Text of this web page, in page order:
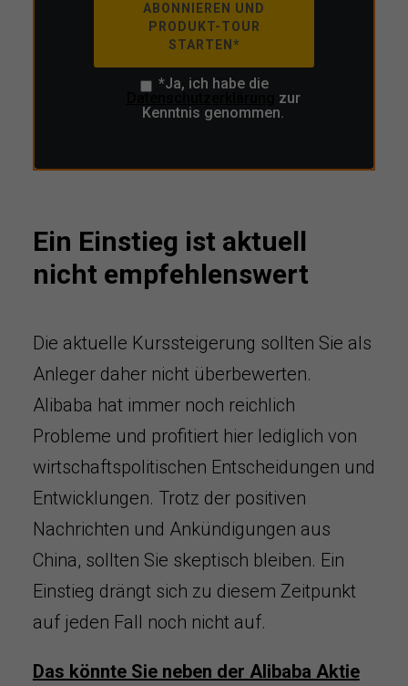
ABONNIEREN UND
PRODUKT-TOUR
STARTEN*
*Ja, ich habe die
zur
Kenntnis genommen.
Ein Einstieg ist aktuell
nicht empfehlenswert
Die aktuelle Kurssteigerung sollten Sie als
Anleger daher nicht überbewerten.
Alibaba hat immer noch reichlich
Probleme und profitiert hier lediglich von
wirtschaftspolitischen Entscheidungen und
Entwicklungen. Trotz der positiven
Nachrichten und Ankündigungen aus
China, sollten Sie skeptisch bleiben. Ein
Einstieg drängt sich zu diesem Zeitpunkt
auf jeden Fall noch nicht auf.
Das könnte Sie neben der Alibaba Aktie